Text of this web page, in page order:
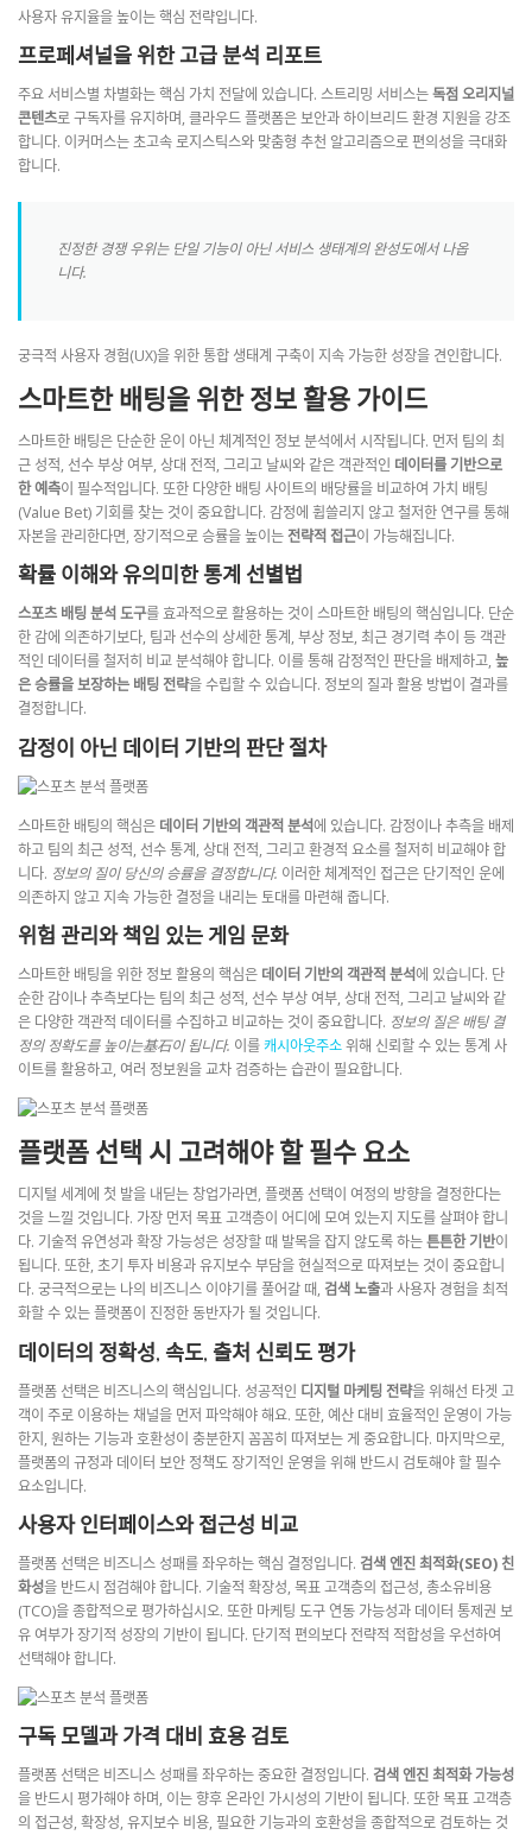
사용자 유지율을 높이는 핵심 전략입니다.
프로페셔널을 위한 고급 분석 리포트
주요 서비스별 차별화는 핵심 가치 전달에 있습니다. 스트리밍 서비스는독점 오리지널
콘텐츠로 구독자를 유지하며, 클라우드 플랫폼은 보안과 하이브리드 환경 지원을 강조
합니다. 이커머스는 초고속 로지스틱스와 맞춤형 추천 알고리즘으로 편의성을 극대화
합니다.
진정한 경쟁 우위는 단일 기능이 아닌 서비스 생태계의 완성도에서 나옵
니다.
궁극적 사용자 경험(UX)을 위한 통합 생태계 구축이 지속 가능한 성장을 견인합니다.
스마트한 배팅을 위한 정보 활용 가이드
스마트한 배팅은 단순한 운이 아닌 체계적인 정보 분석에서 시작됩니다. 먼저 팀의 최
근 성적, 선수 부상 여부, 상대 전적, 그리고 날씨와 같은 객관적인 데이터를 기반으로
한 예측이 필수적입니다. 또한 다양한 배팅 사이트의 배당률을 비교하여 가치 배팅
(Value Bet) 기회를 찾는 것이 중요합니다. 감정에 휩쓸리지 않고 철저한 연구를 통해
자본을 관리한다면, 장기적으로 승률을 높이는 전략적 접근이 가능해집니다.
확률 이해와 유의미한 통계 선별법
스포츠 배팅 분석 도구를 효과적으로 활용하는 것이 스마트한 배팅의 핵심입니다. 단순
한 감에 의존하기보다, 팀과 선수의 상세한 통계, 부상 정보, 최근 경기력 추이 등 객관
적인 데이터를 철저히 비교 분석해야 합니다. 이를 통해 감정적인 판단을 배제하고, 높
은 승률을 보장하는 배팅 전략을 수립할 수 있습니다. 정보의 질과 활용 방법이 결과를
결정합니다.
감정이 아닌 데이터 기반의 판단 절차
스마트한 배팅의 핵심은 데이터 기반의 객관적 분석에 있습니다. 감정이나 추측을 배제
하고 팀의 최근 성적, 선수 통계, 상대 전적, 그리고 환경적 요소를 철저히 비교해야 합
니다. 정보의 질이 당신의 승률을 결정합니다. 이러한 체계적인 접근은 단기적인 운에
의존하지 않고 지속 가능한 결정을 내리는 토대를 마련해 줍니다.
위험 관리와 책임 있는 게임 문화
스마트한 배팅을 위한 정보 활용의 핵심은 데이터 기반의 객관적 분석에 있습니다. 단
순한 감이나 추측보다는 팀의 최근 성적, 선수 부상 여부, 상대 전적, 그리고 날씨와 같
은 다양한 객관적 데이터를 수집하고 비교하는 것이 중요합니다. 정보의 질은 배팅 결
정의 정확도를 높이는基石이 됩니다. 이를캐시아웃주소위해 신뢰할 수 있는 통계 사
이트를 활용하고, 여러 정보원을 교차 검증하는 습관이 필요합니다.
플랫폼 선택 시 고려해야 할 필수 요소
디지털 세계에 첫 발을 내딛는 창업가라면, 플랫폼 선택이 여정의 방향을 결정한다는
것을 느낄 것입니다. 가장 먼저 목표 고객층이 어디에 모여 있는지 지도를 살펴야 합니
다. 기술적 유연성과 확장 가능성은 성장할 때 발목을 잡지 않도록 하는튼튼한 기반이
됩니다. 또한, 초기 투자 비용과 유지보수 부담을 현실적으로 따져보는 것이 중요합니
다. 궁극적으로는 나의 비즈니스 이야기를 풀어갈 때, 검색 노출과 사용자 경험을 최적
화할 수 있는 플랫폼이 진정한 동반자가 될 것입니다.
데이터의 정확성, 속도, 출처 신뢰도 평가
플랫폼 선택은 비즈니스의 핵심입니다. 성공적인 디지털 마케팅 전략을 위해선 타겟 고
객이 주로 이용하는 채널을 먼저 파악해야 해요. 또한, 예산 대비 효율적인 운영이 가능
한지, 원하는 기능과 호환성이 충분한지 꼼꼼히 따져보는 게 중요합니다. 마지막으로,
플랫폼의 규정과 데이터 보안 정책도 장기적인 운영을 위해 반드시 검토해야 할 필수
요소입니다.
사용자 인터페이스와 접근성 비교
플랫폼 선택은 비즈니스 성패를 좌우하는 핵심 결정입니다. 검색 엔진 최적화(SEO) 친
화성을 반드시 점검해야 합니다. 기술적 확장성, 목표 고객층의 접근성, 총소유비용
(TCO)을 종합적으로 평가하십시오. 또한 마케팅 도구 연동 가능성과 데이터 통제권 보
유 여부가 장기적 성장의 기반이 됩니다. 단기적 편의보다 전략적 적합성을 우선하여
선택해야 합니다.
구독 모델과 가격 대비 효용 검토
플랫폼 선택은 비즈니스 성패를 좌우하는 중요한 결정입니다. 검색 엔진 최적화 가능성
을 반드시 평가해야 하며, 이는 향후 온라인 가시성의 기반이 됩니다. 또한 목표 고객층
의 접근성, 확장성, 유지보수 비용, 필요한 기능과의 호환성을 종합적으로 검토하는 것